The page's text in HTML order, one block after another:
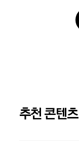
추천 콘텐츠